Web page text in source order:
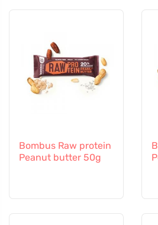
Bombus Raw protein
Peanut butter 50g